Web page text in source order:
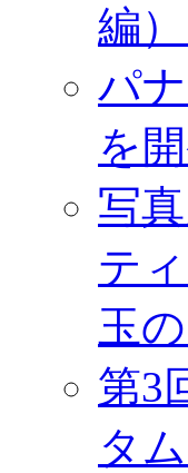
編
パ
を
写
テ
玉
第3
タ